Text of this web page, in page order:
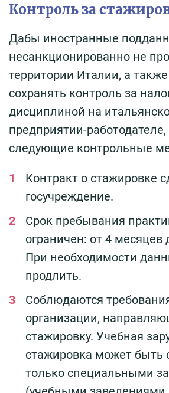
Контроль за
Дабы иностранные
несанкционированно не
территории Италии, а
сохранять контроль за
дисциплиной на
предприятии-
следующие контрольные
Контракт о стажировке
госучреждение.
Срок пребывания
ограничен: от 4 месяцев
При необходимости
продлить.
Соблюдаются
организации,
стажировку. Учебная
стажировка может быть
только специальными